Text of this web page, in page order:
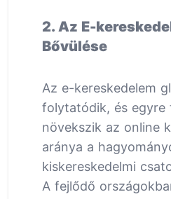
2. Az E-
Bővülése
Az e-kereskedelem
folytatódik, és egyre
növekszik az online
aránya a
kiskereskedelmi
A fejlődő